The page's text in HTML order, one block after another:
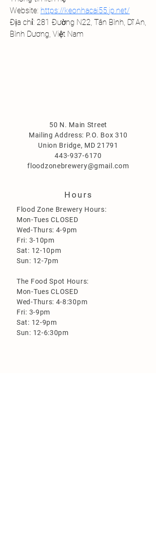
Website: https://keonhacai55.jp.net/
Địa chỉ: 281 Đường N22, Tân Bình, Dĩ An,
Bình Dương, Việt Nam
50 N. Main Street
Mailing Address: P.O. Box 310
Union Bridge, MD 21791
443-937-6170
floodzonebrewery@gmail.com
Hours
Flood Zone Brewery Hours:
Mon-Tues CLOSED
Wed-Thurs: 4-9pm
Fri: 3-10pm
Sat: 12-10pm
Sun: 12-7pm
The Food Spot Hours:
Mon-Tues CLOSED
Wed-Thurs: 4-8:30pm
Fri: 3-9pm
Sat: 12-9pm
Sun: 12-6:30pm